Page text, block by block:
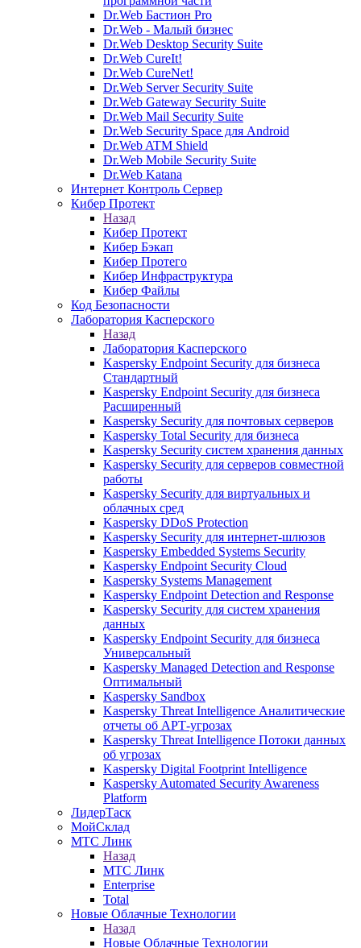
Dr.Web Бастион Pro
Dr.Web - Малый бизнес
Dr.Web Desktop Security Suite
Dr.Web CureIt!
Dr.Web CureNet!
Dr.Web Server Security Suite
Dr.Web Gateway Security Suite
Dr.Web Mail Security Suite
Dr.Web Security Space для Android
Dr.Web ATM Shield
Dr.Web Mobile Security Suite
Dr.Web Katana
Интернет Контроль Сервер
Кибер Протект
Назад
Кибер Протект
Кибер Бэкап
Кибер Протего
Кибер Инфраструктура
Кибер Файлы
Код Безопасности
Лаборатория Касперского
Назад
Лаборатория Касперского
Kaspersky Endpoint Security для бизнеса
Стандартный
Kaspersky Endpoint Security для бизнеса
Расширенный
Kaspersky Security для почтовых серверов
Kaspersky Total Security для бизнеса
Kaspersky Security систем хранения данных
Kaspersky Security для серверов совместной
работы
Kaspersky Security для виртуальных и
облачных сред
Kaspersky DDoS Protection
Kaspersky Security для интернет-шлюзов
Kaspersky Embedded Systems Security
Kaspersky Endpoint Security Cloud
Kaspersky Systems Management
Kaspersky Endpoint Detection and Response
Kaspersky Security для систем хранения
данных
Kaspersky Endpoint Security для бизнеса
Универсальный
Kaspersky Managed Detection and Response
Оптимальный
Kaspersky Sandbox
Kaspersky Threat Intelligence Аналитические
отчеты об АРТ-угрозах
Kaspersky Threat Intelligence Потоки данных
об угрозах
Kaspersky Digital Footprint Intelligence
Kaspersky Automated Security Awareness
Platform
ЛидерТаск
МойСклад
МТС Линк
Назад
МТС Линк
Enterprise
Total
Новые Облачные Технологии
Назад
Новые Облачные Технологии